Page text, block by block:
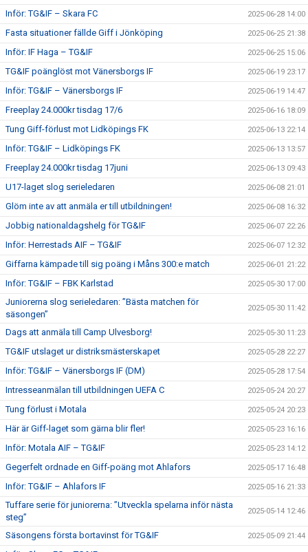
Inför: TG&IF – Skara FC 2025-06-28 14:00
Fasta situationer fällde Giff i Jönköping 2025-06-25 21:38
Inför: IF Haga – TG&IF 2025-06-25 15:06
TG&IF poänglöst mot Vänersborgs IF 2025-06-19 23:17
Inför: TG&IF – Vänersborgs IF 2025-06-19 14:47
Freeplay 24.000kr tisdag 17/6 2025-06-16 18:09
Tung Giff-förlust mot Lidköpings FK 2025-06-13 22:14
Inför: TG&IF – Lidköpings FK 2025-06-13 13:57
Freeplay 24.000kr tisdag 17juni 2025-06-13 09:43
U17-laget slog serieledaren 2025-06-08 21:01
Glöm inte av att anmäla er till utbildningen! 2025-06-08 16:32
Jobbig nationaldagshelg för TG&IF 2025-06-07 22:26
Inför: Herrestads AIF – TG&IF 2025-06-07 12:32
Giffarna kämpade till sig poäng i Måns 300:e match 2025-06-01 21:22
Inför: TG&IF – FBK Karlstad 2025-05-30 17:00
Juniorerna slog serieledaren: ”Bästa matchen för
säsongen”
2025-05-30 11:42
Dags att anmäla till Camp Ulvesborg! 2025-05-30 11:23
TG&IF utslaget ur distriksmästerskapet 2025-05-28 22:27
Inför: TG&IF – Vänersborgs IF (DM) 2025-05-28 17:54
Intresseanmälan till utbildningen UEFA C 2025-05-24 20:27
Tung förlust i Motala 2025-05-24 20:23
Här är Giff-laget som gärna blir fler! 2025-05-23 16:16
Inför: Motala AIF – TG&IF 2025-05-23 14:12
Gegerfelt ordnade en Giff-poäng mot Ahlafors 2025-05-17 16:48
Inför: TG&IF – Ahlafors IF 2025-05-16 21:33
Tuffare serie för juniorerna: ”Utveckla spelarna inför nästa
steg”
2025-05-14 12:46
Säsongens första bortavinst för TG&IF 2025-05-09 21:44